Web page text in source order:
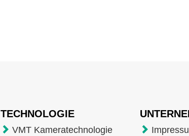
TECHNOLOGIE
VMT Kameratechnologie